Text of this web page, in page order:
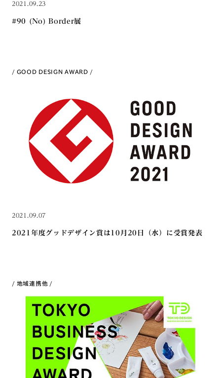
2021.09.23
#90 (No) Border展
GOOD DESIGN AWARD
2021.09.07
2021年度グッドデザイン賞は10月20日（水）に受賞発表
地域連携他